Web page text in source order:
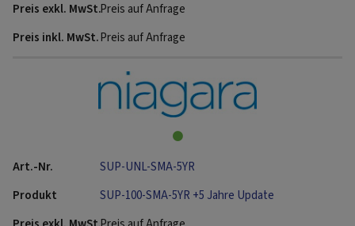
Preis auf Anfrage
Preis auf Anfrage
SUP-UNL-SMA-5YR
SUP-100-SMA-5YR +5 Jahre Update